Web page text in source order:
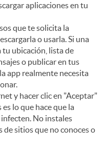
aplicaciones en tu
que te solicita la
o usarla. Si una
tu ubicación, lista de
o publicar en tus
app realmente necesita
y hacer clic en "Aceptar"
lo que hace que la
No instales
sitios que no conoces o